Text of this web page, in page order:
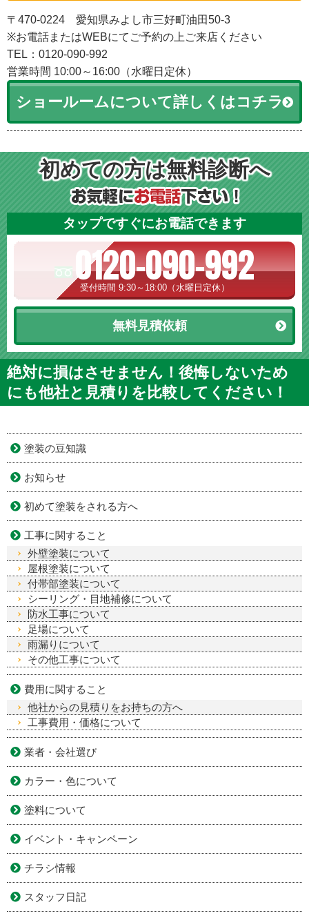
〒470-0224 愛知県みよし市三好町油田50-3
※お電話またはWEBにてご予約の上ご来店ください
TEL：0120-090-992
営業時間 10:00～16:00（水曜日定休）
ショールームについて詳しくはコチラ
初めての方は無料診断へ
タップですぐにお電話できます
0120-090-992
受付時間 9:30～18:00（水曜日定休）
無料見積依頼
絶対に損はさせません！後悔しないため
にも他社と見積りを比較してください！
塗装の豆知識
お知らせ
初めて塗装をされる方へ
工事に関すること
外壁塗装について
屋根塗装について
付帯部塗装について
シーリング・目地補修について
防水工事について
足場について
雨漏りについて
その他工事について
費用に関すること
他社からの見積りをお持ちの方へ
工事費用・価格について
業者・会社選び
カラー・色について
塗料について
イベント・キャンペーン
チラシ情報
スタッフ日記